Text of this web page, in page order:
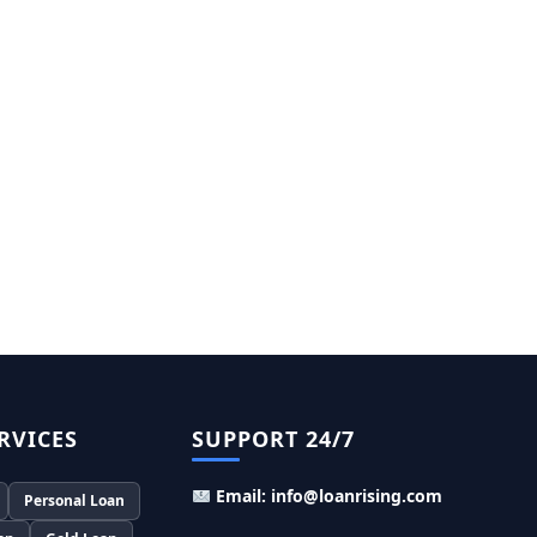
कर सकते है आवेदन
सकते है 5 लाख तक का लोन, लगता है सबसे कम ब्याज
LIC Kanyadan Policy Online Apply: LIC की
इस स्कीम में जमा करे 121 रूपए तो मिलेंगे पुरे 27 लाख,
Personal Loan
SUPPORT 24/7
Email: info@loanrising.com